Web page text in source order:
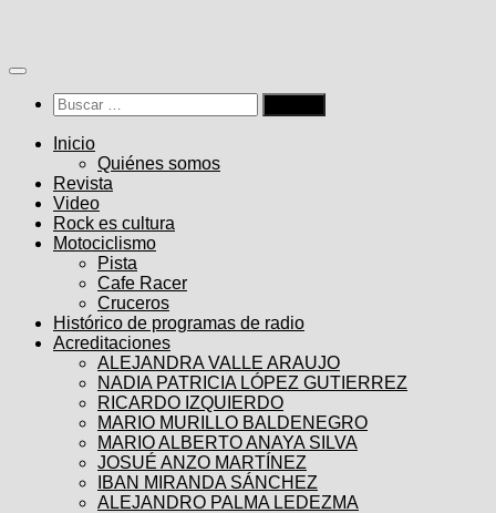
contenido
Buscar:
Inicio
Quiénes somos
Revista
Video
Rock es cultura
Motociclismo
Pista
Cafe Racer
Cruceros
Histórico de programas de radio
Acreditaciones
ALEJANDRA VALLE ARAUJO
NADIA PATRICIA LÓPEZ GUTIERREZ
RICARDO IZQUIERDO
MARIO MURILLO BALDENEGRO
MARIO ALBERTO ANAYA SILVA
JOSUÉ ANZO MARTÍNEZ
IBAN MIRANDA SÁNCHEZ
ALEJANDRO PALMA LEDEZMA